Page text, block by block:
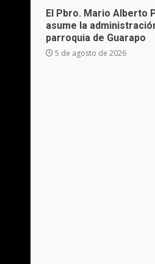
El Pbro. Mario Alberto
asume la
parroquia de Guarapo
5 de agosto de 2026